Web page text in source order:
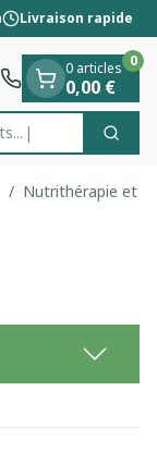
Livraison rapide
0 articles
0,00 €
0
/ Nutrithérapie et